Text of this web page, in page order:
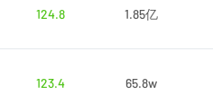
124.8
1.85亿
123.4
65.8w